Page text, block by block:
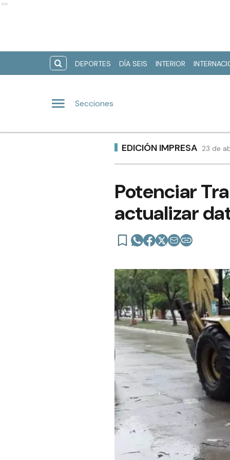
Ads
DEPORTES DÍA SEIS INTERIOR
Secciones
EDICIÓN IMPRESA 23 de
Potenciar
actualizar